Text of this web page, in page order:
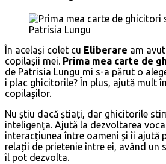
În același colet cu Eliberare am
copilașii mei. Prima mea carte de
de Patrisia Lungu mi s-a părut o
i plac ghicitorile? În plus, ajută mult
copilașilor.
Nu știu dacă știați, dar ghicitorile
inteligența. Ajută la dezvoltarea
interacțiunea între oameni și îi ajută
relații de prietenie între ei, având un
îl pot dezvolta.